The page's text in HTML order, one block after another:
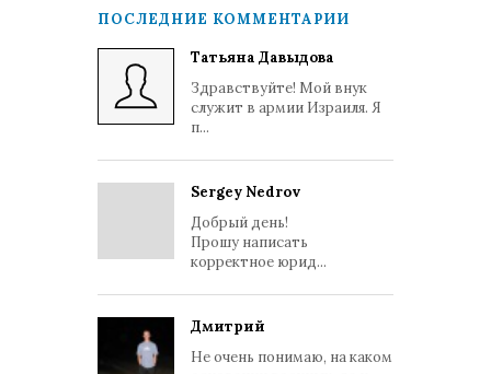
ПОСЛЕДНИЕ КОММЕНТАРИИ
Татьяна Давыдова
Здравствуйте! Мой внук
служит в армии Израиля. Я
п...
Sergey Nedrov
Добрый день!
Прошу написать
корректное юрид...
Дмитрий
Не очень понимаю, на каком